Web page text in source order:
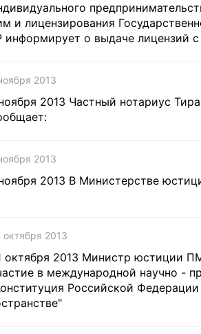
и лицензирования
о выдаче лицензий с
2013
2013 Частный нотариус
2013
2013 В Министерстве
октября 2013
октября 2013 Министр юстиции
в международной научно -
Российской